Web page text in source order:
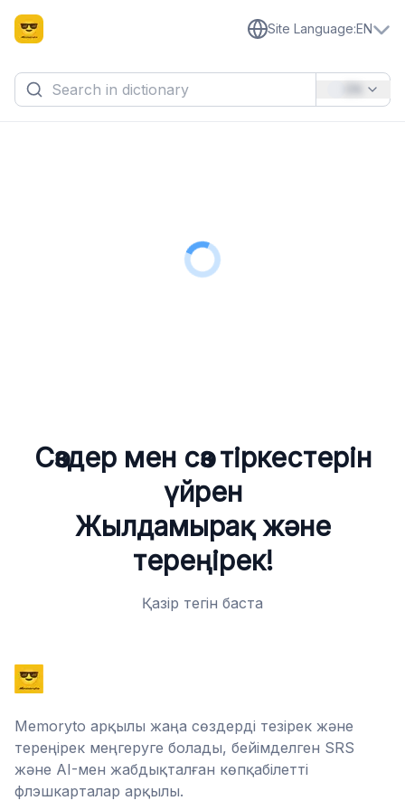
Site Language:EN
Сөздер мен сөз тіркестерін
үйрен
Жылдамырақ және
тереңірек!
Қазір тегін баста
Memoryto арқылы жаңа сөздерді тезірек және
тереңірек меңгеруге болады, бейімделген SRS
және AI-мен жабдықталған көпқабілетті
флэшкарталар арқылы.